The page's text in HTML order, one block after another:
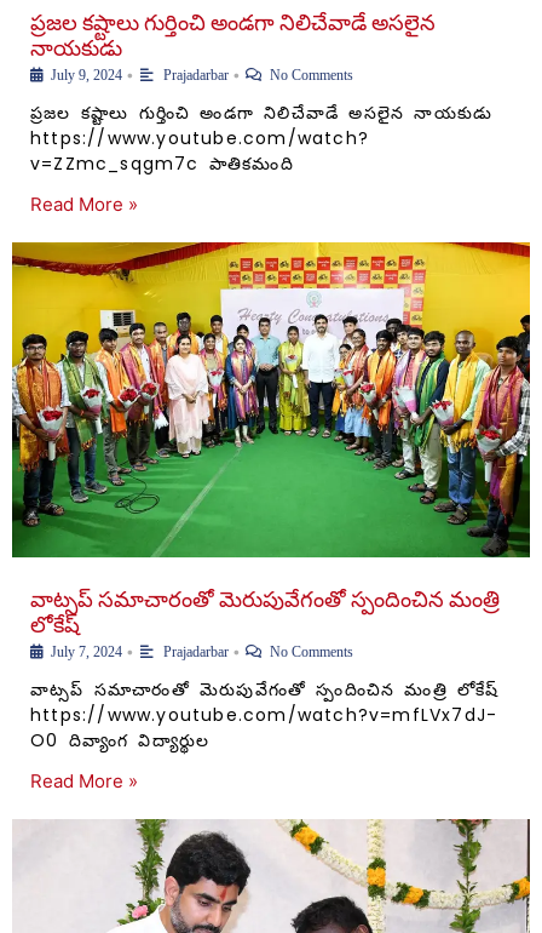
ప్రజల కష్టాలు గుర్తించి అండగా నిలిచేవాడే అసలైన
నాయకుడు
July 9, 2024 • Prajadarbar • No Comments
ప్రజల కష్టాలు గుర్తించి అండగా నిలిచేవాడే అసలైన నాయకుడు
https://www.youtube.com/watch?
v=ZZmc_sqgm7c పాతికమంది
Read More »
వాట్సప్ సమాచారంతో మెరుపువేగంతో స్పందించిన మంత్రి
లోకేష్
July 7, 2024 • Prajadarbar • No Comments
వాట్సప్ సమాచారంతో మెరుపువేగంతో స్పందించిన మంత్రి లోకేష్
https://www.youtube.com/watch?v=mfLVx7dJ-
O0 దివ్యాంగ విద్యార్థుల
Read More »